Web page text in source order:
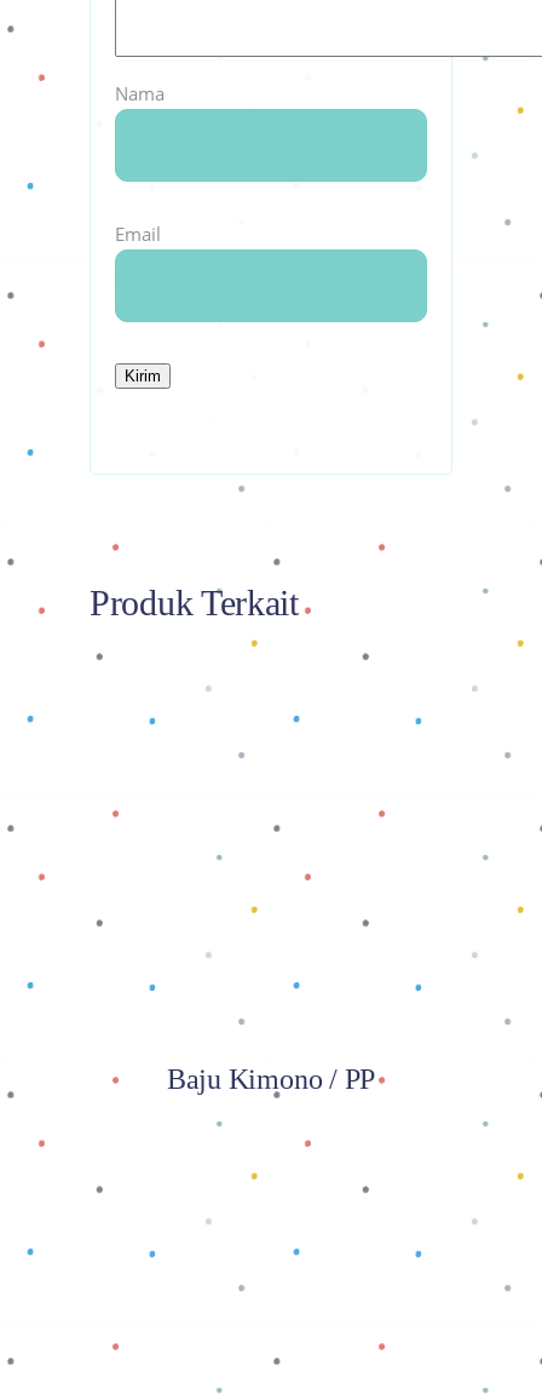
Nama
Email
Produk Terkait
Baca selengkapnya
Baju Kimono / PP